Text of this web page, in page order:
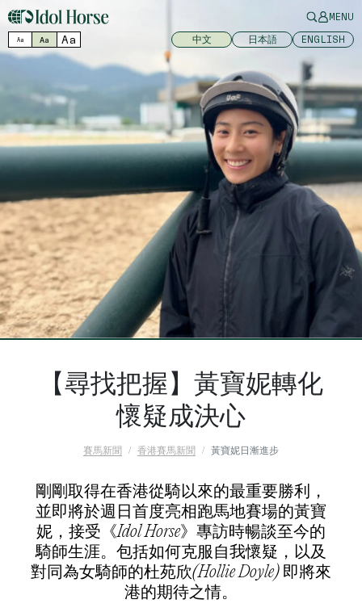
MENU
Aa Aa Aa 中文 日本語 ENGLISH
【尋找把握】黃寶妮轉化
懷疑成決心
賽馬新聞 香港賽馬新聞 黃寶妮日漸進步
剛剛取得在香港從騎以來的最重要勝利，
並即將於週日首度亮相跑馬地賽場的黃寶
妮，接受《Idol Horse》專訪時暢談至今的
騎師生涯。包括如何克服自我懷疑，以及
對同為女騎師的杜苑欣(Hollie Doyle) 即將來
港的期待之情。